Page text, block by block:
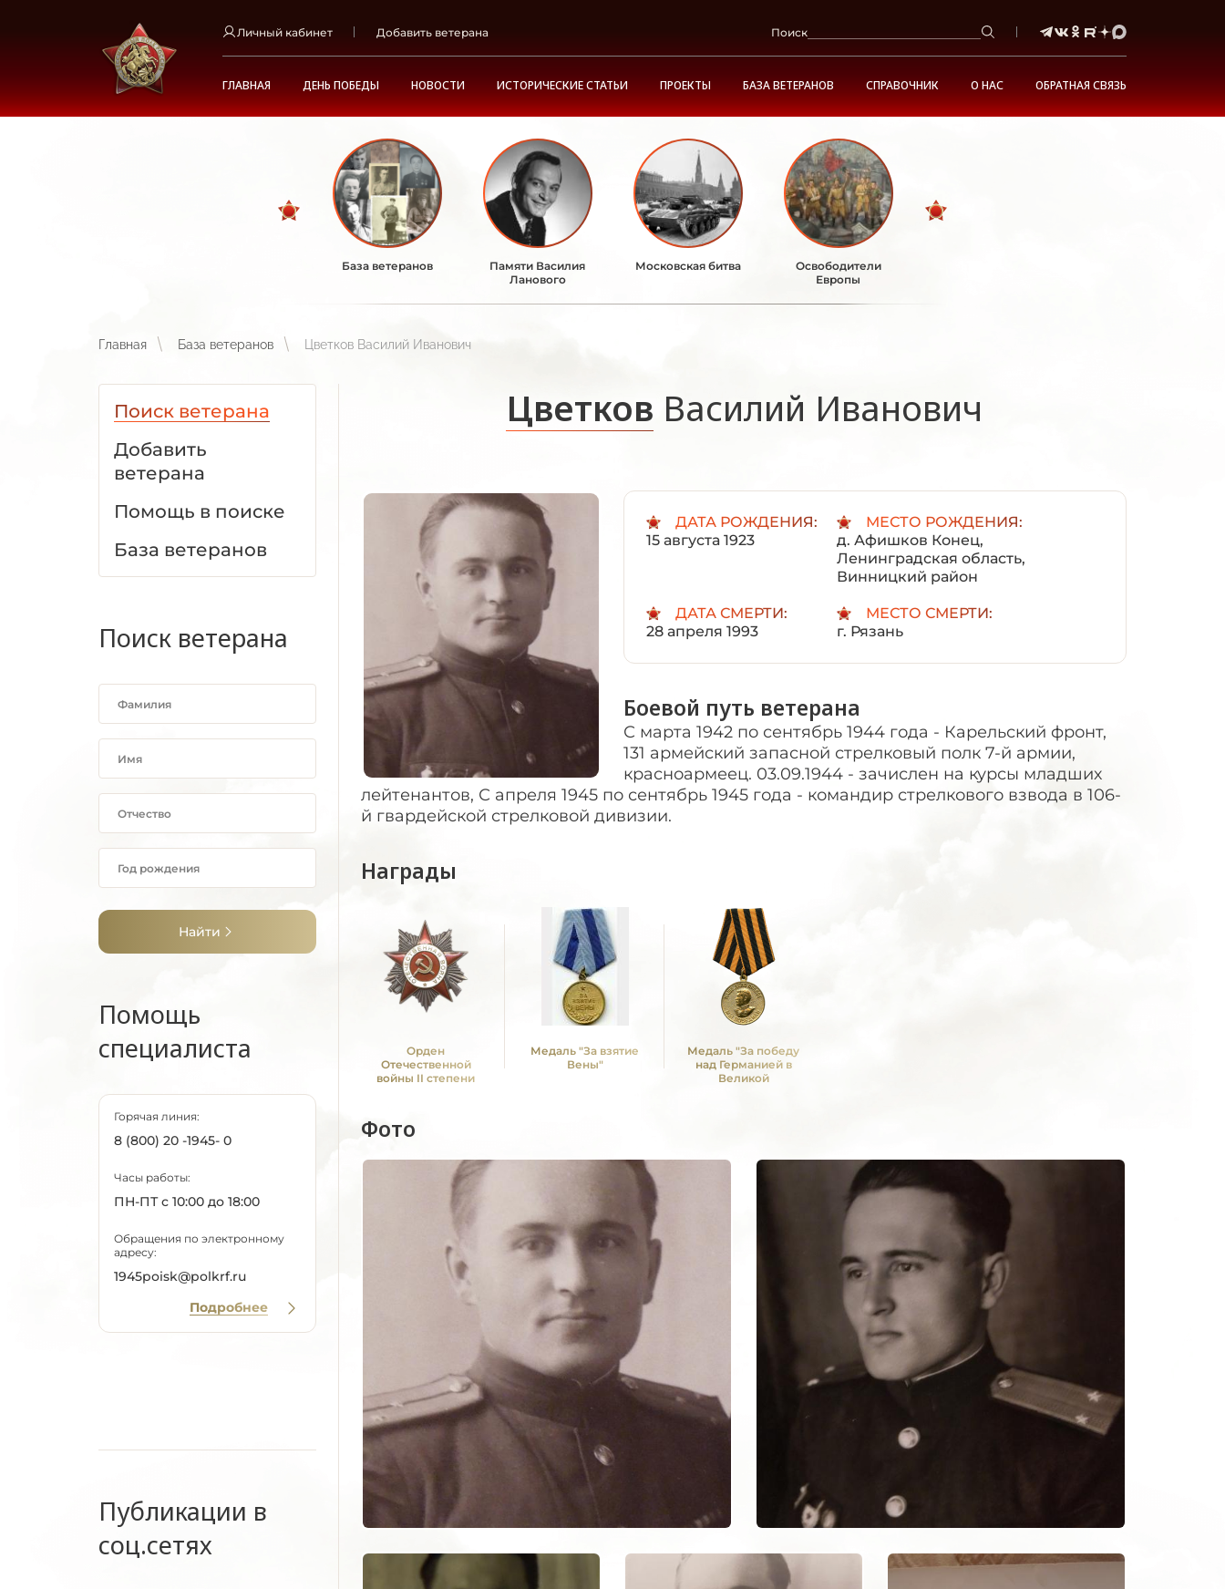
Личный кабинет Добавить ветерана Поиск
ГЛАВНАЯ ДЕНЬ ПОБЕДЫ НОВОСТИ ИСТОРИЧЕСКИЕ СТАТЬИ ПРОЕКТЫ БАЗА ВЕТЕРАНОВ СПРАВОЧНИК О НАС ОБРАТНАЯ СВЯЗЬ
База ветеранов
Памяти Василия
Ланового
Московская битва
Освободители
Европы
Главная База ветеранов Цветков Василий Иванович
Поиск ветерана
Добавить
ветерана
Помощь в поиске
База ветеранов
Поиск ветерана
Найти
Помощь
специалиста
Горячая линия:
8 (800) 20 -1945- 0
Часы работы:
ПН-ПТ с 10:00 до 18:00
Обращения по электронному
адресу:
1945poisk@polkrf.ru
Подробнее
Публикации в
соц.сетях
Цветков Василий Иванович
ДАТА РОЖДЕНИЯ:
15 августа 1923
МЕСТО РОЖДЕНИЯ:
д. Афишков Конец,
Ленинградская область,
Винницкий район
ДАТА СМЕРТИ:
28 апреля 1993
МЕСТО СМЕРТИ:
г. Рязань
Боевой путь ветерана
С марта 1942 по сентябрь 1944 года - Карельский фронт,
131 армейский запасной стрелковый полк 7-й армии,
красноармеец. 03.09.1944 - зачислен на курсы младших
лейтенантов, С апреля 1945 по сентябрь 1945 года - командир стрелкового взвода в 106-
й гвардейской стрелковой дивизии.
Награды
Орден
Отечественной
войны II степени
Медаль "За взятие
Вены"
Медаль "За победу
над Германией в
Великой
Фото